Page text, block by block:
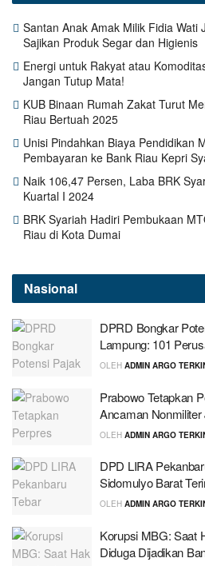
Santan Anak Amak Milik Fidia Wati
Sajikan Produk Segar dan Higienis
Energi untuk Rakyat atau
Jangan Tutup Mata!
KUB Binaan Rumah Zakat Turut
Riau Bertuah 2025
Unisi Pindahkan Biaya Pendidikan
Pembayaran ke Bank Riau Kepri
Naik 106,47 Persen, Laba BRK
Kuartal I 2024
BRK Syariah Hadiri Pembukaan
Riau di Kota Dumai
Nasional
DPRD Bongkar
Lampung: 101
OLEH ADMIN ARGO
Prabowo Tetapkan
Ancaman
OLEH ADMIN ARGO
DPD LIRA
Sidomulyo Barat
OLEH ADMIN ARGO
Korupsi MBG: Saat
Diduga Dijadikan